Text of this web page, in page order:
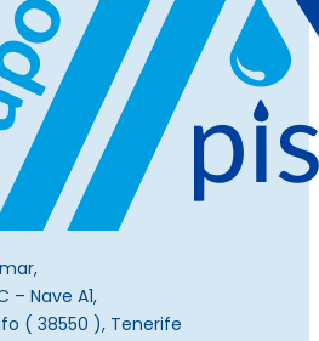
– Nave A1,
( 38550 ), Tenerife